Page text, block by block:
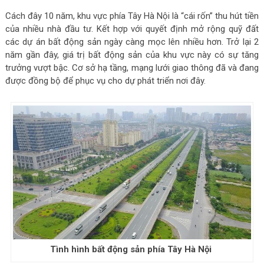
Cách đây 10 năm, khu vực phía Tây Hà Nội là “cái rốn” thu hút tiền
của nhiều nhà đầu tư. Kết hợp với quyết định mở rộng quỹ đất
các dự án bất động sản ngày càng mọc lên nhiều hơn. Trở lại 2
năm gần đây, giá trị bất động sản của khu vực này có sự tăng
trưởng vượt bậc. Cơ sở hạ tầng, mạng lưới giao thông đã và đang
được đồng bộ để phục vụ cho dự phát triển nơi đây.
Tình hình bất động sản phía Tây Hà Nội